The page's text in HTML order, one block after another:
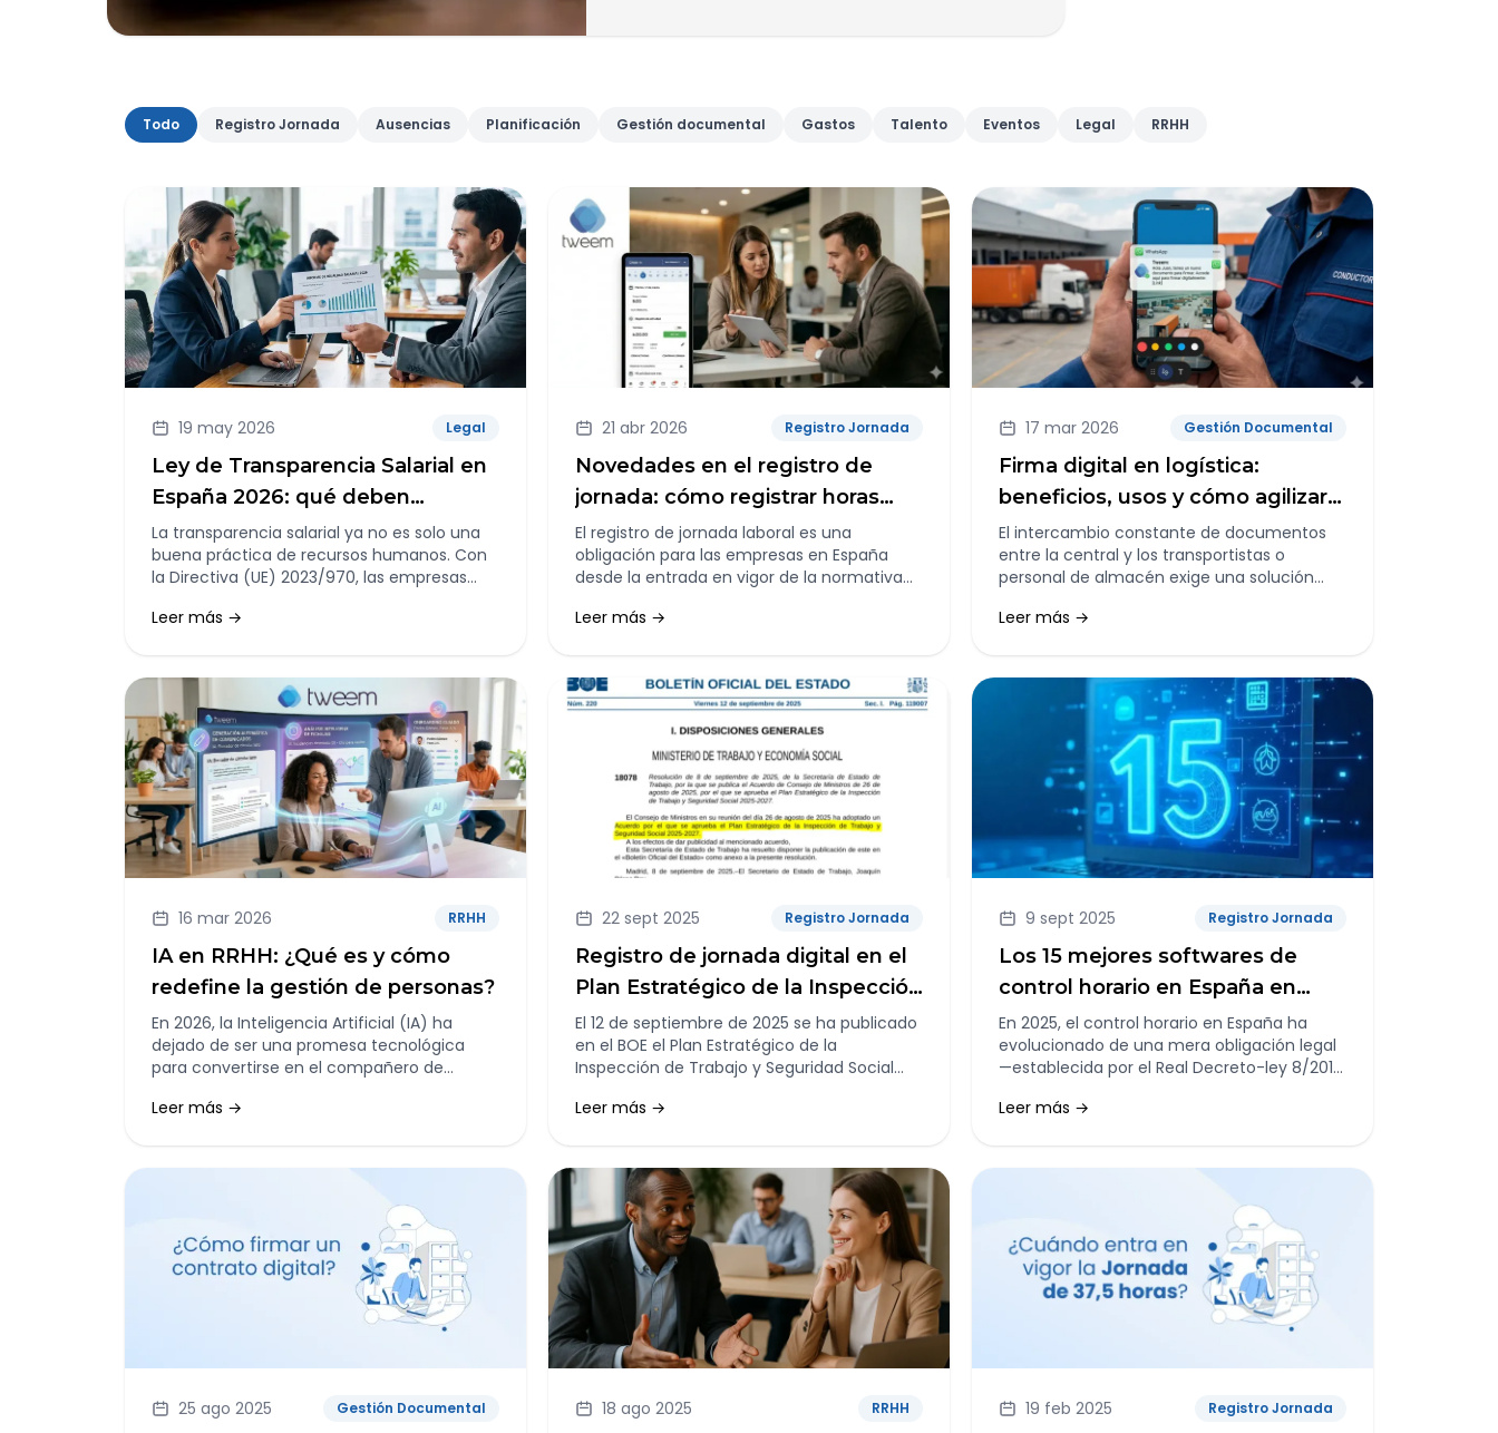
Todo Registro Jornada Ausencias Planificación Gestión documental Gastos Talento Eventos Legal RRHH
19 may 2026 Legal
Ley de Transparencia Salarial en
España 2026: qué deben
preparar las empresas
La transparencia salarial ya no es solo una
buena práctica de recursos humanos. Con
la Directiva (UE) 2023/970, las empresas
mejor cómo pagan, cómo promocionan y
Leer más →
21 abr 2026 Registro Jornada
Novedades en el registro de
jornada: cómo registrar horas
complementarias y
extraordinarias
El registro de jornada laboral es una
obligación para las empresas en España
desde la entrada en vigor de la normativa
más dudas genera es cómo registrar
Leer más →
17 mar 2026 Gestión Documental
Firma digital en logística:
beneficios, usos y cómo agilizar
documentos
El intercambio constante de documentos
entre la central y los transportistas o
personal de almacén exige una solución
Leer más →
16 mar 2026 RRHH
IA en RRHH: ¿Qué es y cómo
redefine la gestión de personas?
En 2026, la Inteligencia Artificial (IA) ha
dejado de ser una promesa tecnológica
para convertirse en el compañero de
departamento de Recursos Humanos.
Leer más →
22 sept 2025 Registro Jornada
Registro de jornada digital en el
Plan Estratégico de la Inspección
de Trabajo y Seguridad Social
2025-2027
El 12 de septiembre de 2025 se ha publicado
en el BOE el Plan Estratégico de la
Inspección de Trabajo y Seguridad Social
Ministros.
Leer más →
9 sept 2025 Registro Jornada
Los 15 mejores softwares de
control horario en España en
2025
En 2025, el control horario en España ha
evolucionado de una mera obligación legal
—establecida por el Real Decreto-ley 8/2019
empresarial.
Leer más →
25 ago 2025 Gestión Documental 18 ago 2025 RRHH 19 feb 2025 Registro Jornada